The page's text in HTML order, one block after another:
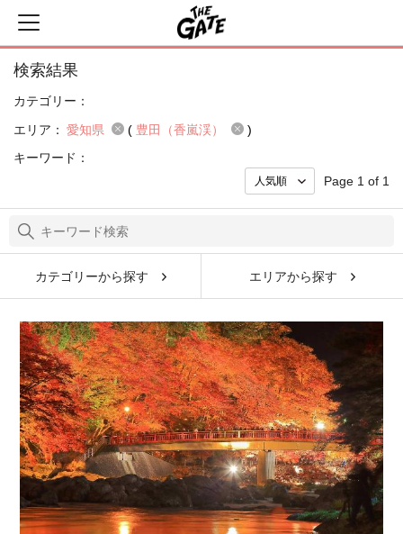
検索結果
カテゴリー：
エリア： 愛知県 ( 豊田（香嵐渓）
)
キーワード：
Page 1 of 1
カテゴリーから探す エリアから探す